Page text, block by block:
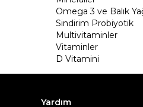
Omega 3 ve Balık
Sindirim Probiyotik
Multivitaminler
Vitaminler
D Vitamini
Yardım